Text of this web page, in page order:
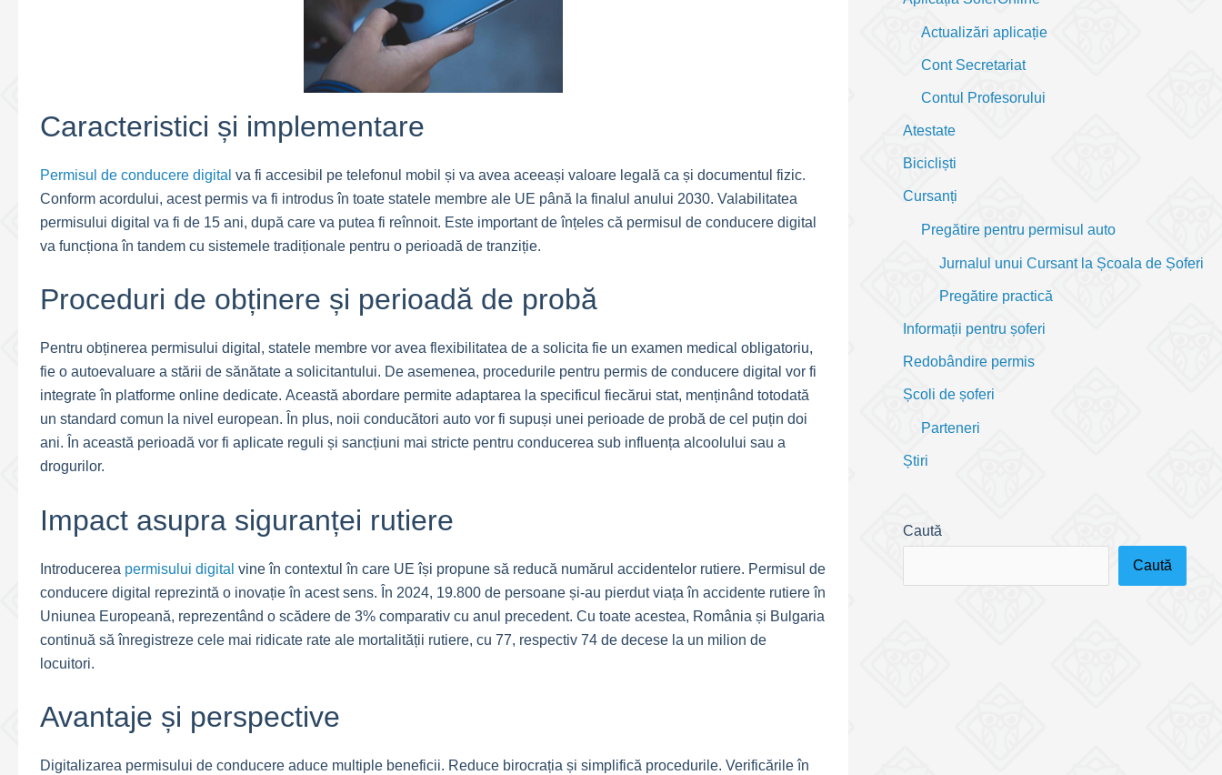
Caracteristici și implementare
Permisul de conducere digital va fi accesibil pe telefonul mobil și va avea aceeași valoare legală ca și documentul fizic.
Conform acordului, acest permis va fi introdus în toate statele membre ale UE până la finalul anului 2030. Valabilitatea
permisului digital va fi de 15 ani, după care va putea fi reînnoit. Este important de înțeles că permisul de conducere digital
va funcționa în tandem cu sistemele tradiționale pentru o perioadă de tranziție.
Proceduri de obținere și perioadă de probă
Pentru obținerea permisului digital, statele membre vor avea flexibilitatea de a solicita fie un examen medical obligatoriu,
fie o autoevaluare a stării de sănătate a solicitantului. De asemenea, procedurile pentru permis de conducere digital vor fi
integrate în platforme online dedicate. Această abordare permite adaptarea la specificul fiecărui stat, menținând totodată
un standard comun la nivel european. În plus, noii conducători auto vor fi supuși unei perioade de probă de cel puțin doi
ani. În această perioadă vor fi aplicate reguli și sancțiuni mai stricte pentru conducerea sub influența alcoolului sau a
drogurilor.
Impact asupra siguranței rutiere
Introducerea permisului digital vine în contextul în care UE își propune să reducă numărul accidentelor rutiere. Permisul de
conducere digital reprezintă o inovație în acest sens. În 2024, 19.800 de persoane și-au pierdut viața în accidente rutiere în
Uniunea Europeană, reprezentând o scădere de 3% comparativ cu anul precedent. Cu toate acestea, România și Bulgaria
continuă să înregistreze cele mai ridicate rate ale mortalității rutiere, cu 77, respectiv 74 de decese la un milion de
locuitori.
Avantaje și perspective
Digitalizarea permisului de conducere aduce multiple beneficii. Reduce birocrația și simplifică procedurile. Verificările în
Actualizări aplicație
Cont Secretariat
Contul Profesorului
Atestate
Bicicliști
Cursanți
Pregătire pentru permisul auto
Jurnalul unui Cursant la Școala de Șoferi
Pregătire practică
Informații pentru șoferi
Redobândire permis
Școli de șoferi
Parteneri
Știri
Caută
Caută